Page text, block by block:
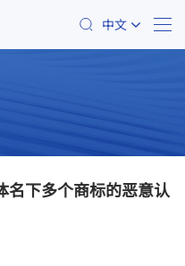
中文
名下多个商标的恶意认